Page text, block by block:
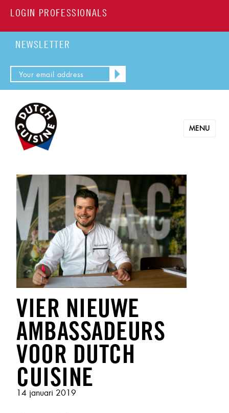
LOGIN PROFESSIONALS
NEWSLETTER
MENU
VIER NIEUWE
AMBASSADEURS
VOOR DUTCH
CUISINE
Geplaatst
14 januari 2019